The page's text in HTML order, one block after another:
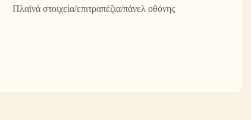
Πλαϊνά στοιχεία/επιτραπέζια/πάνελ οθόνης